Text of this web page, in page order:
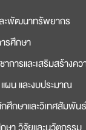
ะพัฒนาทรัพยากร
รศึกษา
การและเสริมสร้างค
ผน และงบประมาณ
กษาและวิเทศสัมพันธ์